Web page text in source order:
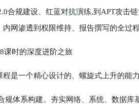
合规建设、红蓝对抗演练,到APT攻击
内网渗透到权限维持、报告撰写的全过
时的深度进阶之旅
一个精心设计的、螺旋式上升的能
体系构建。夯实网络、系统、数据库